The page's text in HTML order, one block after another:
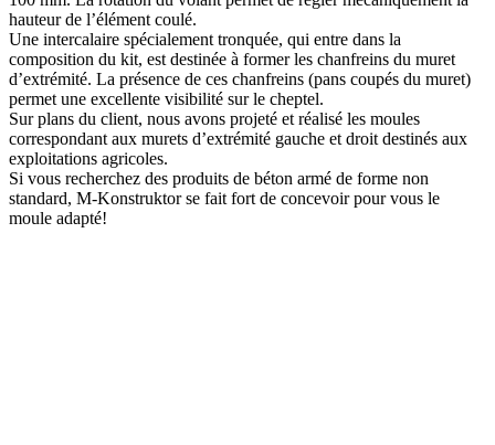
hauteur de l’élément coulé.
Une intercalaire spécialement tronquée, qui entre dans la
composition du kit, est destinée à former les chanfreins du muret
d’extrémité. La présence de ces chanfreins (pans coupés du muret)
permet une excellente visibilité sur le cheptel.
Sur plans du client, nous avons projeté et réalisé les moules
correspondant aux murets d’extrémité gauche et droit destinés aux
exploitations agricoles.
Si vous recherchez des produits de béton armé de forme non
standard, M-Konstruktor se fait fort de concevoir pour vous le
moule adapté!